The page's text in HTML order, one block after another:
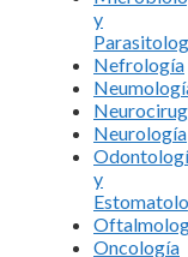
y
Nefrología
Neurología
y
Oncología